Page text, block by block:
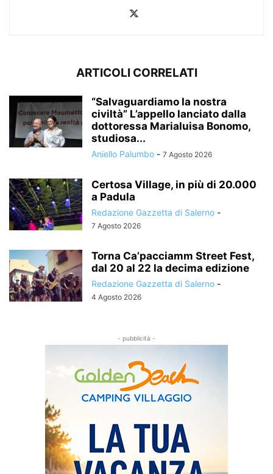
ARTICOLI CORRELATI
“Salvaguardiamo la nostra
civiltà” L’appello lanciato dalla
dottoressa Marialuisa Bonomo,
studiosa...
Aniello Palumbo - 7 Agosto 2026
Certosa Village, in più di 20.000
a Padula
Redazione Gazzetta di Salerno -
7 Agosto 2026
Torna Ca’pacciamm Street Fest,
dal 20 al 22 la decima edizione
Redazione Gazzetta di Salerno -
4 Agosto 2026
- pubblicità -